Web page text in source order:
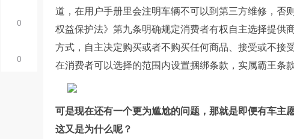
0
0
道，在用户手册里会注明车辆不可以到第三方维修，
权益保护法》第九条明确规定消费者有权自主选择提供
方式，自主决定购买或者不购买任何商品、接受或不接
在消费者可以选择的范围内设置捆绑条款，实属霸王条
可是现在还有一个更为尴尬的问题，那就是即便有车主
这又是为什么呢？